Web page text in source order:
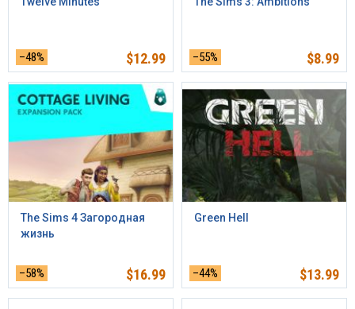
–48% $12.99 –55% $8.99
The Sims 4 Загородная
жизнь
–58% $16.99
Green Hell
–44% $13.99